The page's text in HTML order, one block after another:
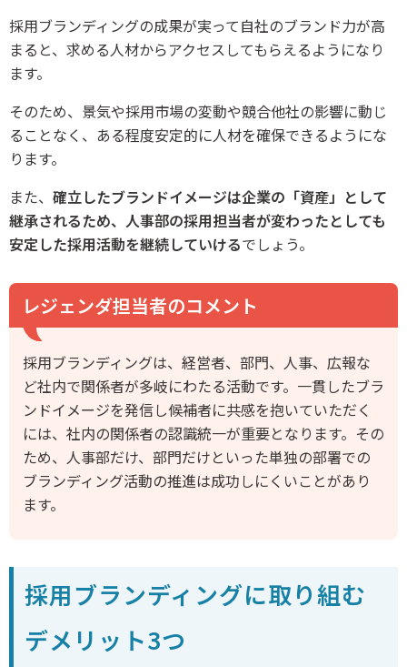
採用ブランディングの成果が実って自社のブランド力が高
まると、求める人材からアクセスしてもらえるようになり
ます。
そのため、景気や採用市場の変動や競合他社の影響に動じ
ることなく、ある程度安定的に人材を確保できるようにな
ります。
また、 確立したブランドイメージは企業の「資産」として
継承されるため、人事部の採用担当者が変わったとしても
安定した採用活動を継続していけるでしょう。
レジェンダ担当者のコメント
採用ブランディングは、経営者、部門、人事、広報な
ど社内で関係者が多岐にわたる活動です。一貫したブラ
ンドイメージを発信し候補者に共感を抱いていただく
には、社内の関係者の認識統一が重要となります。その
ため、人事部だけ、部門だけといった単独の部署での
ブランディング活動の推進は成功しにくいことがあり
ます。
採用ブランディングに取り組む
デメリット3つ